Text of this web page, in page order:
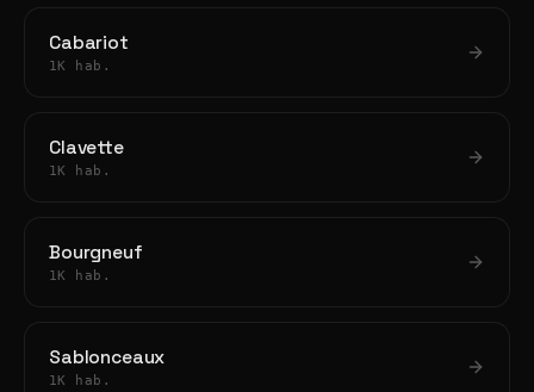
Cabariot
1K hab.
Clavette
1K hab.
Bourgneuf
1K hab.
Sablonceaux
1K hab.